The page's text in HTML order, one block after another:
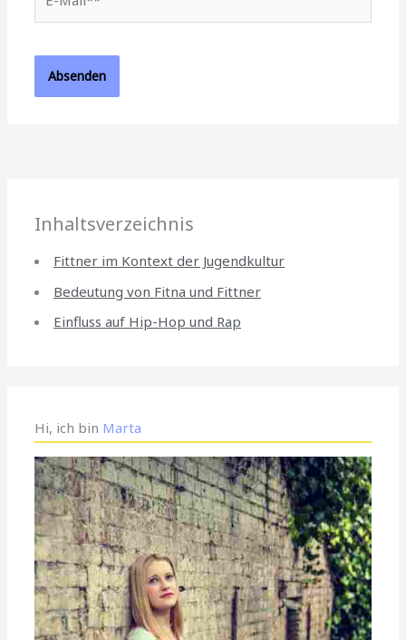
Mail**
Inhaltsverzeichnis
Fittner im Kontext der Jugendkultur
Bedeutung von Fitna und Fittner
Einfluss auf Hip-Hop und Rap
Hi, ich bin Marta